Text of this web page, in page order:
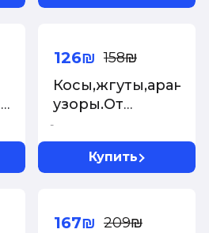
-
узоры.От
японских
дизайнеров:35
моделей.Спицы
126₪ 158₪
Купить
167₪ 209₪